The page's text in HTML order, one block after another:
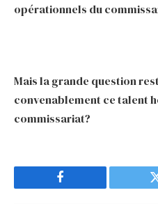
opérationnels du
Mais la grande question
convenablement ce talent
commissariat?
Facebook